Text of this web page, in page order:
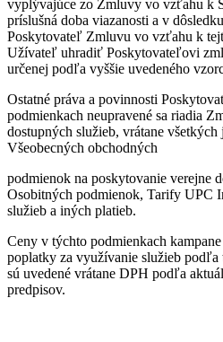
vyplývajúce zo Zmluvy vo vzťahu k
príslušná doba viazanosti a v
Poskytovateľ Zmluvu vo vzťahu k
Užívateľ uhradiť Poskytovateľovi
určenej podľa vyššie uvedeného
Ostatné práva a povinnosti
podmienkach neupravené sa riadia
dostupných služieb, vrátane všetkých
Všeobecných obchodných
podmienok na poskytovanie verejne
Osobitných podmienok, Tarify UPC
služieb a iných platieb.
Ceny v týchto podmienkach
poplatky za využívanie služieb podľa
sú uvedené vrátane DPH podľa
predpisov.